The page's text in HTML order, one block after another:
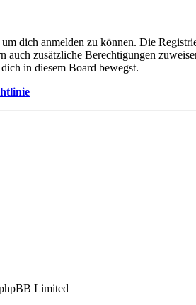
dich anmelden zu können. Die
auch zusätzliche Berechtigungen
in diesem Board bewegst.
Limited